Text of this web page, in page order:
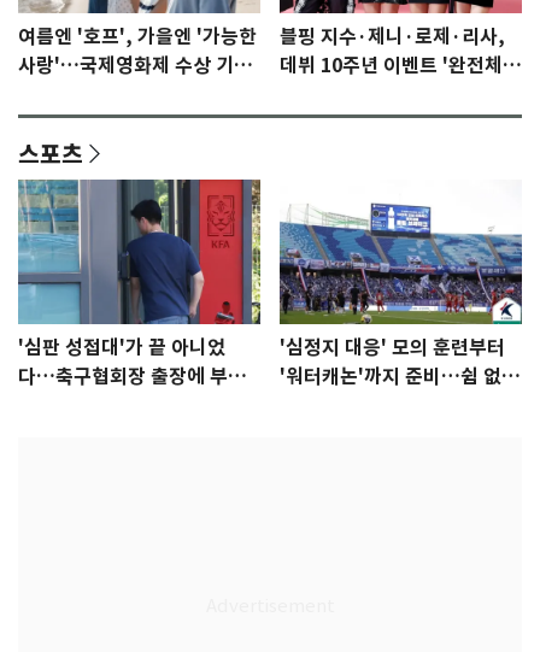
여름엔 '호프', 가을엔 '가능한
사랑'…국제영화제 수상 기대
블핑 지수·제니·로제·리사,
데뷔 10주년 이벤트 '완전체'
스포츠
'심판 성접대'가 끝 아니었
다…축구협회장 출장에 부인
'심정지 대응' 모의 훈련부터
'워터캐논'까지 준비…쉼 없는